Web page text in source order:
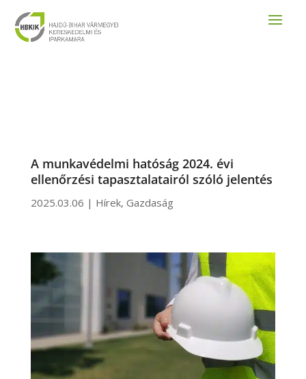
A munkavédelmi hatóság 2024. évi
ellenőrzési tapasztalatairól szóló jelentés
2025.03.06 | Hírek, Gazdaság